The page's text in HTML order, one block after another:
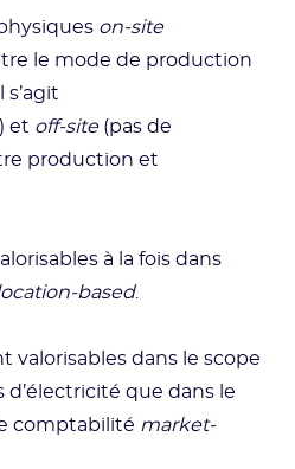
on-site
le mode de production
et off-site(pas de
production et
à la fois dans
based.
valorisables dans le scope
que dans le
comptabilité market-